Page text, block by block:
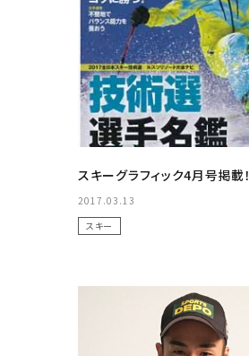
スキーグラフィック4月号掲載！
2017.03.13
スキー